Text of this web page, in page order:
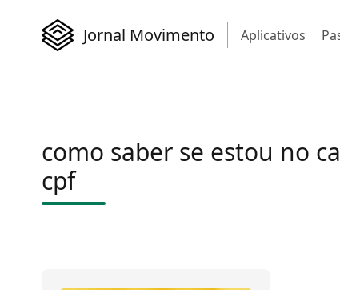
Jornal Movimento Aplicativos
como saber se estou no
cpf